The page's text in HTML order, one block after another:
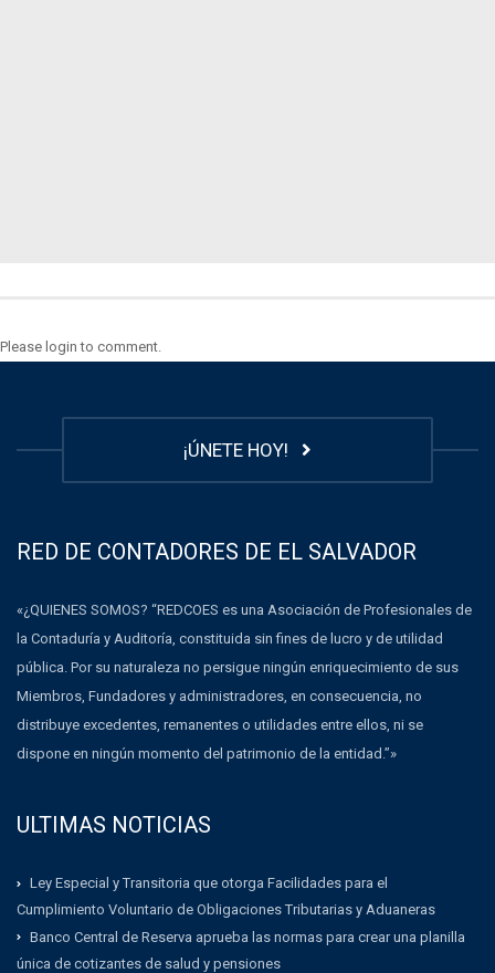
Please login to comment.
¡ÚNETE HOY!
RED DE CONTADORES DE EL SALVADOR
«¿QUIENES SOMOS? “REDCOES es una Asociación de Profesionales de
la Contaduría y Auditoría, constituida sin fines de lucro y de utilidad
pública. Por su naturaleza no persigue ningún enriquecimiento de sus
Miembros, Fundadores y administradores, en consecuencia, no
distribuye excedentes, remanentes o utilidades entre ellos, ni se
dispone en ningún momento del patrimonio de la entidad.”»
ULTIMAS NOTICIAS
Ley Especial y Transitoria que otorga Facilidades para el
Cumplimiento Voluntario de Obligaciones Tributarias y Aduaneras
Banco Central de Reserva aprueba las normas para crear una planilla
única de cotizantes de salud y pensiones